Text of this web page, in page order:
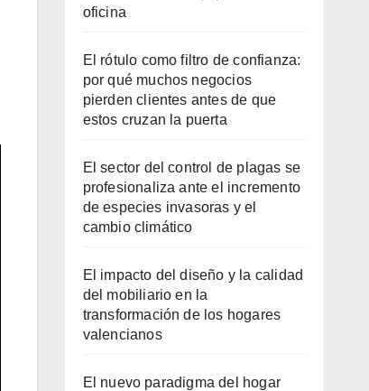
oficina
El rótulo como filtro de confianza:
por qué muchos negocios
pierden clientes antes de que
estos cruzan la puerta
El sector del control de plagas se
profesionaliza ante el incremento
de especies invasoras y el
cambio climático
El impacto del diseño y la calidad
del mobiliario en la
transformación de los hogares
valencianos
El nuevo paradigma del hogar